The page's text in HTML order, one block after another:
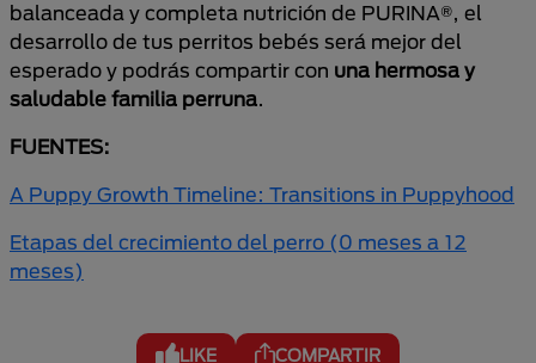
balanceada y completa nutrición de PURINA®, el
desarrollo de tus perritos bebés será mejor del
esperado y podrás compartir con una hermosa y
saludable familia perruna.
FUENTES:
A Puppy Growth Timeline: Transitions in Puppyhood
Etapas del crecimiento del perro (0 meses a 12
meses)
LIKE COMPARTIR